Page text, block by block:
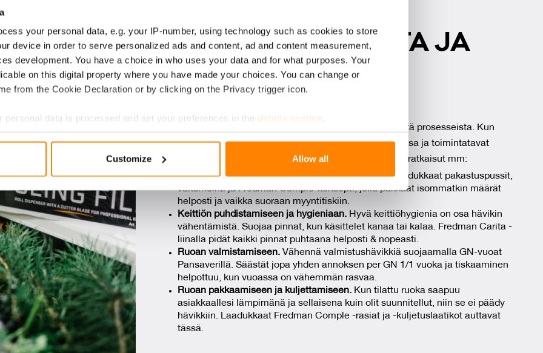
your personal data, e.g. your IP-number, using technology such as cookies to store
device in order to serve personalized ads and content, ad and content measurement,
development. You have a choice in who uses your data and for what purposes. Your
on this digital property where you have made your choices. You can change or
from the Cookie Declaration or by clicking on the Privacy trigger icon.
personal data is processed and set your preferences in the details section
our site with our social media, advertising and analytics partners who may combine it with
to them or that they’ve collected from your use of their services.
Customize Allow all
VAL­MIS­TA, KUL­JE­TA JA
SÄI­LY­TÄ OI­KEIN
Hävikin taklaaminen lähtee sujuvasta arjesta ja selkeistä prosesseista. Kun
kaikki henkilökunnan jäsenet tiedostavat oman vastuunsa ja toimintatavat
hävikin vähentämiseksi, ollaan jo pitkällä. Meiltä löytyy ratkaisut mm:
Ruon säilömiseen ja pakastamiseen.Tiiviit rasiat, laadukkaat pakastuspussit,
vakumointi ja Fredman Comple-konsepti, jolla pakkaat isommatkin määrät
helposti ja vaikka suoraan myyntitiskiin.
Keittiön puhdistamiseen ja hygieniaan. Hyvä keittiöhygienia on osa hävikin
vähentämistä. Suojaa pinnat, kun käsittelet kanaa tai kalaa. Fredman Carita -
liinalla pidät kaikki pinnat puhtaana helposti & nopeasti.
Ruoan valmistamiseen. Vähennä valmistushävikkiä suojaamalla GN-vuoat
Pansaverillä. Säästät jopa yhden annoksen per GN 1/1 vuoka ja tiskaaminen
helpottuu, kun vuoassa on vähemmän rasvaa.
Ruoan pakkaamiseen ja kuljettamiseen. Kun tilattu ruoka saapuu
asiakkaallesi lämpimänä ja sellaisena kuin olit suunnitellut, niin se ei päädy
hävikkiin. Laadukkaat Fredman Comple -rasiat ja -kuljetuslaatikot auttavat
tässä.